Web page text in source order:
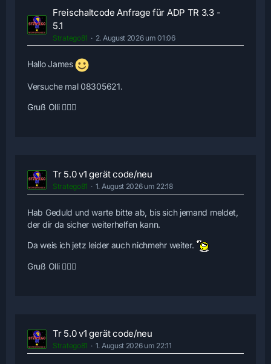
Freischaltcode Anfrage für ADP TR 3.3 -
5.1
Stratego81 2. August 2026 um 01:06
Hallo James
Versuche mal 08305621.
Gruß Olli 🙋🏻‍♂️
Tr 5.0 v1 gerät code/neu
Stratego81 1. August 2026 um 22:18
Hab Geduld und warte bitte ab, bis sich jemand meldet,
der dir da sicher weiterhelfen kann.
Da weis ich jetz leider auch nichmehr weiter.
Gruß Olli 🙋🏻‍♂️
Tr 5.0 v1 gerät code/neu
Stratego81 1. August 2026 um 22:11